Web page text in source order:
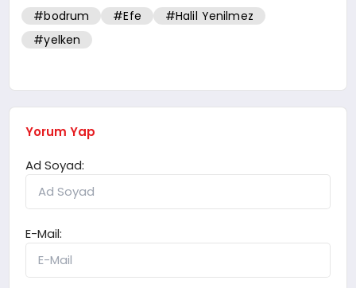
#bodrum #Efe
#Halil Yenilmez
#yelken
Yorum Yap
Ad Soyad:
E-Mail: